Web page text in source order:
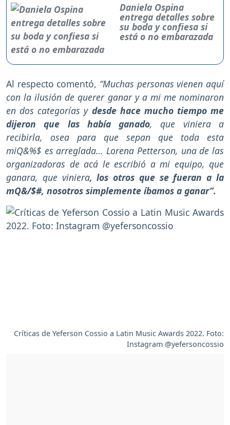
Daniela Ospina
entrega detalles sobre
su boda y confiesa si
está o no embarazada
Al respecto comentó, “Muchas personas vienen aquí
con la ilusión de querer ganar y a mi me nominaron
en dos categorías ydesde hace mucho tiempo me
dijeron que las había ganado, que viniera a
recibirla, osea para que sepan que toda esta
miQ&%$ es arreglada… Lorena Petterson, una de las
organizadoras de acá le escribió a mi equipo, que
ganara, que viniera, los otros que se fueran a la
mQ&/$#, nosotros simplemente íbamos a ganar”.
Críticas de Yeferson Cossio a Latin Music Awards 2022. Foto:
Instagram @yefersoncossio